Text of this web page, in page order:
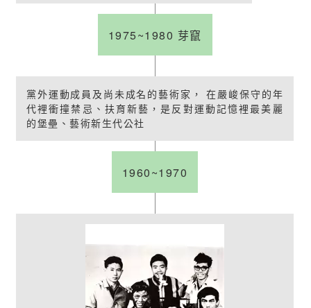
1975~1980 芽竄
黨外運動成員及尚未成名的藝術家， 在嚴峻保守的年
代裡衝撞禁忌、扶育新藝，是反對運動記憶裡最美麗
的堡壘、藝術新生代公社
1960~1970